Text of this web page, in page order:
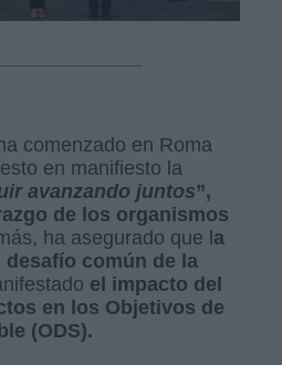
comenzado en Roma
en manifiesto la
avanzando juntos”,
de los organismos
ha asegurado que la
desafío común de la
el impacto del
en los Objetivos de
(ODS).